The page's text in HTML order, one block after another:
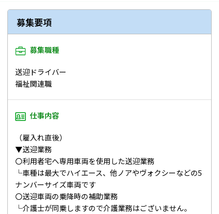
募集要項
募集職種
送迎ドライバー
福祉関連職
仕事内容
（雇入れ直後）
▼送迎業務
〇利用者宅へ専用車両を使用した送迎業務
└車種は最大でハイエース、他ノアやヴォクシーなどの5
ナンバーサイズ車両です
〇送迎車両の乗降時の補助業務
└介護士が同乗しますので介護業務はございません。